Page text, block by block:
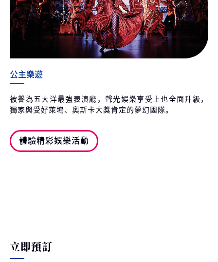
公主樂遊
被譽為五大洋最強表演廳，聲光娛樂享受上也全面升級，
獨家與受好萊塢、奧斯卡大獎肯定的夢幻團隊。
體驗精彩娛樂活動
立即預訂